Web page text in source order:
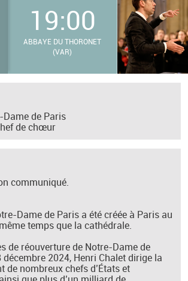
19:00
ABBAYE DU THORONET
(VAR)
de Paris
de chœur
communiqué.
Dame de Paris a été créée à Paris au
temps que la cathédrale.
de réouverture de Notre-Dame de
décembre 2024, Henri Chalet dirige la
de nombreux chefs d’États et